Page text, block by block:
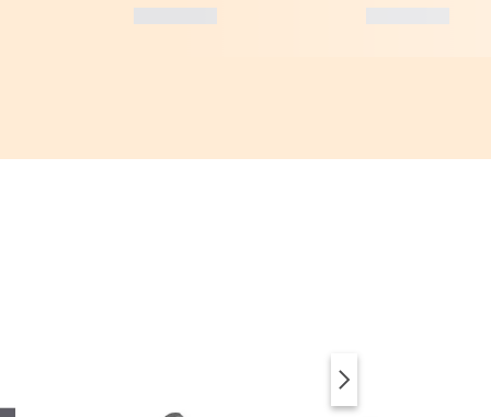
SUP & ACCESSOIRES